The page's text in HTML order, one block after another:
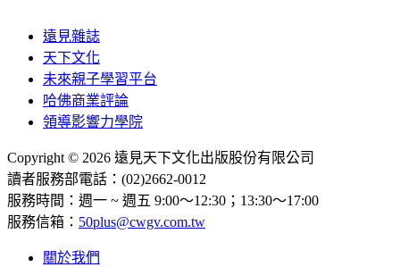
遠見雜誌
天下文化
未來親子學習平台
哈佛商業評論
領導影響力學院
Copyright © 2026 遠見天下文化出版股份有限公司
讀者服務部電話：(02)2662-0012
服務時間：週一 ~ 週五 9:00～12:30；13:30～17:00
服務信箱： 50plus@cwgv.com.tw
關於我們